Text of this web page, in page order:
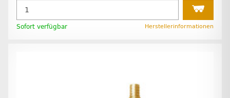
Sofort verfügbar Herstellerinformationen